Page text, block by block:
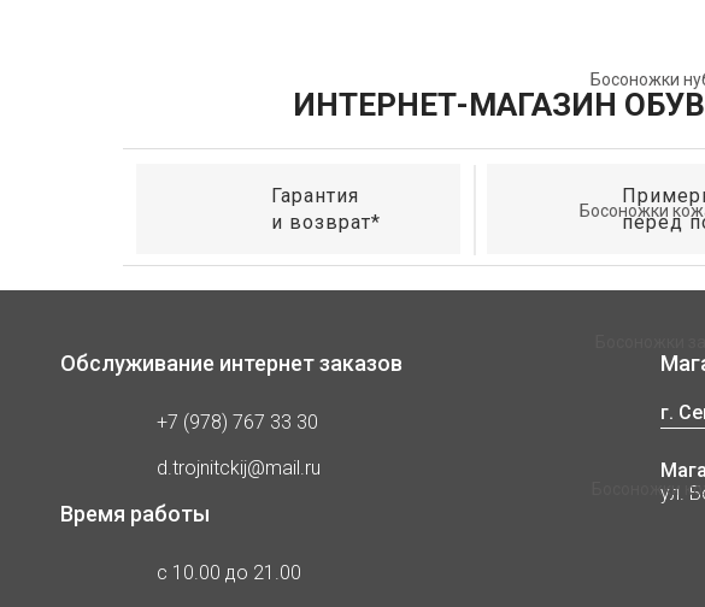
Босоножки
Босоножки
Босоножки
ИНТЕРНЕТ-МАГАЗИН
Гарантия
и возврат*
перед
Обслуживание интернет заказов
+7 (978) 767 33 30
d.trojnitckij@mail.ru
Время работы
с 10.00 до 21.00
г.
ул.